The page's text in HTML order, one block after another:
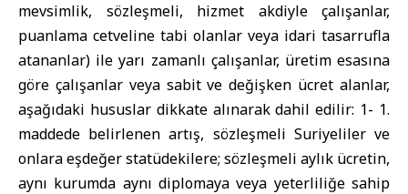
mevsimlik, sözleşmeli, hizmet akdiyle çalışanlar,
puanlama cetveline tabi olanlar veya idari tasarrufla
atananlar) ile yarı zamanlı çalışanlar, üretim esasına
göre çalışanlar veya sabit ve değişken ücret alanlar,
aşağıdaki hususlar dikkate alınarak dahil edilir: 1- 1.
maddede belirlenen artış, sözleşmeli Suriyeliler ve
onlara eşdeğer statüdekilere; sözleşmeli aylık ücretin,
aynı kurumda aynı diplomaya veya yeterliliğe sahip